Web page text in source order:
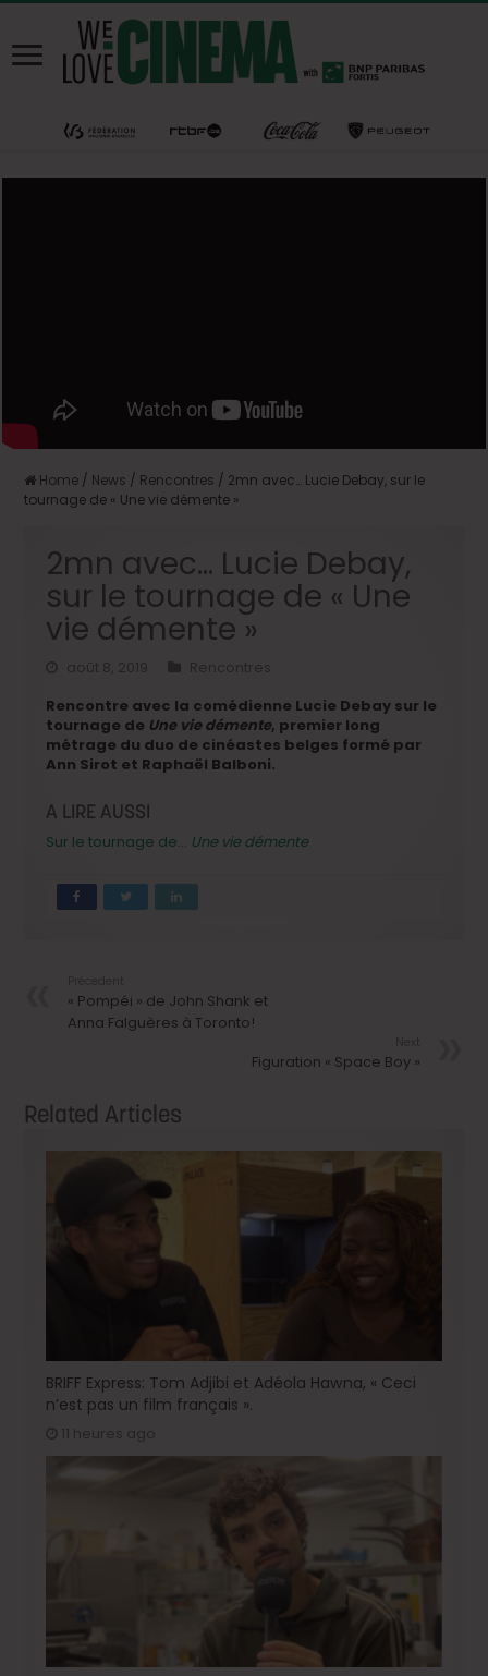
Home / News / Rencontres / 2mn avec… Lucie Debay, sur le
tournage de « Une vie démente »
2mn avec… Lucie Debay,
sur le tournage de « Une
vie démente »
août 8, 2019
Rencontres
Rencontre avec la comédienne Lucie Debay sur le
tournage de Une vie démente, premier long
métrage du duo de cinéastes belges formé par
Ann Sirot et Raphaël Balboni.
A LIRE AUSSI
Sur le tournage de… Une vie démente
« Pompéi » de John Shank et
Anna Falguères à Toronto!
Figuration « Space Boy »
Related Articles
BRIFF Express: Tom Adjibi et Adéola Hawna, « Ceci
n’est pas un film français ».
11 heures ago